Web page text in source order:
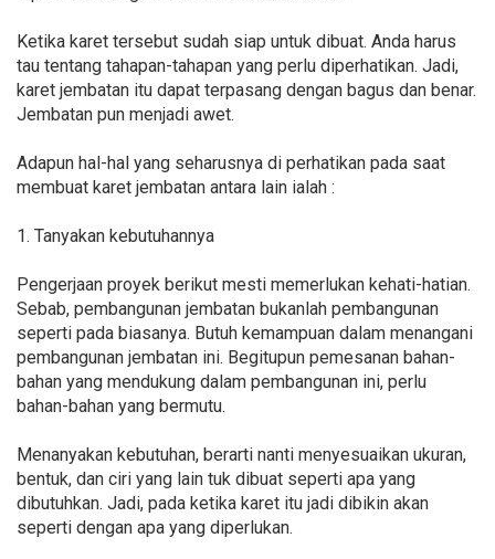
Ketika karet tersebut sudah siap untuk dibuat. Anda harus
tau tentang tahapan-tahapan yang perlu diperhatikan. Jadi,
karet jembatan itu dapat terpasang dengan bagus dan benar.
Jembatan pun menjadi awet.
Adapun hal-hal yang seharusnya di perhatikan pada saat
membuat karet jembatan antara lain ialah :
1. Tanyakan kebutuhannya
Pengerjaan proyek berikut mesti memerlukan kehati-hatian.
Sebab, pembangunan jembatan bukanlah pembangunan
seperti pada biasanya. Butuh kemampuan dalam menangani
pembangunan jembatan ini. Begitupun pemesanan bahan-
bahan yang mendukung dalam pembangunan ini, perlu
bahan-bahan yang bermutu.
Menanyakan kebutuhan, berarti nanti menyesuaikan ukuran,
bentuk, dan ciri yang lain tuk dibuat seperti apa yang
dibutuhkan. Jadi, pada ketika karet itu jadi dibikin akan
seperti dengan apa yang diperlukan.